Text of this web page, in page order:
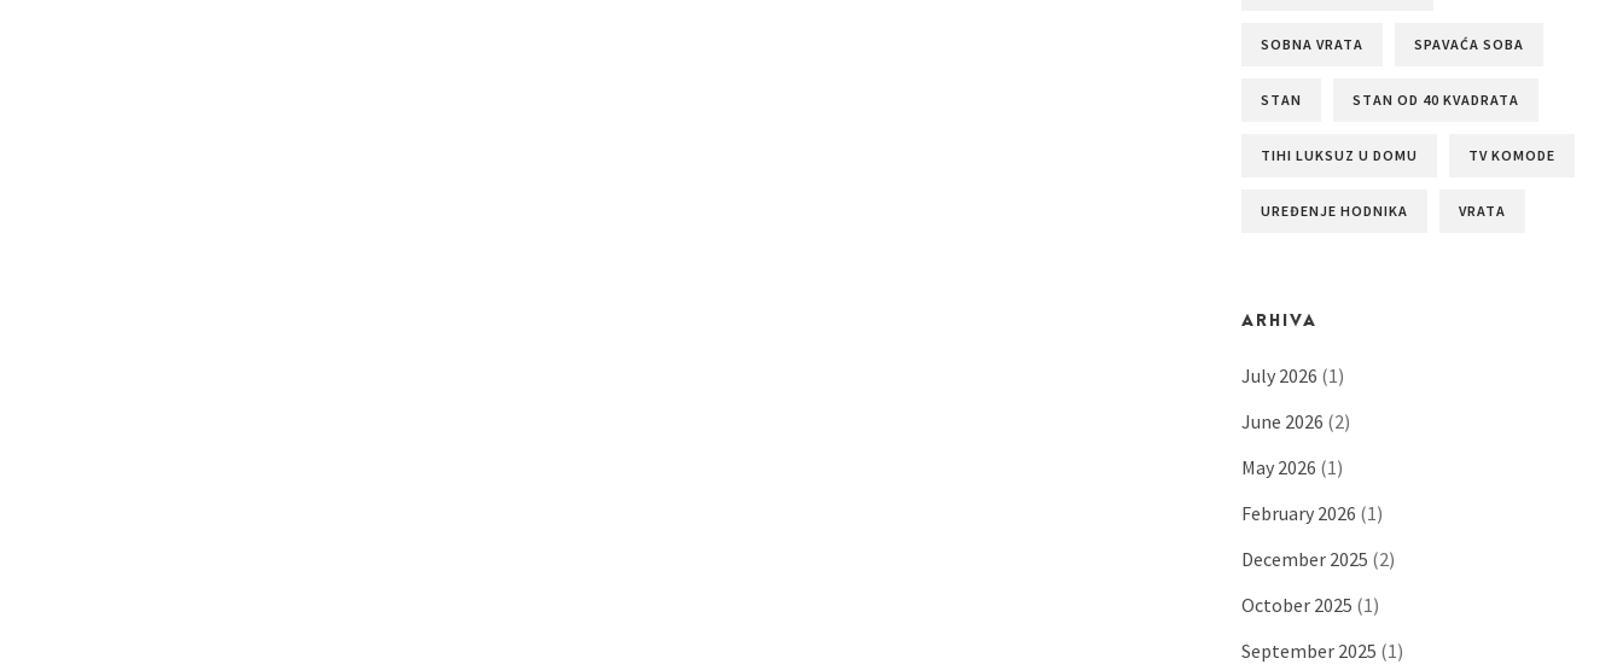
SOBNA VRATA SPAVAĆA SOBA
STAN STAN OD 40 KVADRATA
TIHI LUKSUZ U DOMU TV KOMODE
UREĐENJE HODNIKA VRATA
ARHIVA
July 2026 (1)
June 2026 (2)
May 2026 (1)
February 2026 (1)
December 2025 (2)
October 2025 (1)
September 2025 (1)